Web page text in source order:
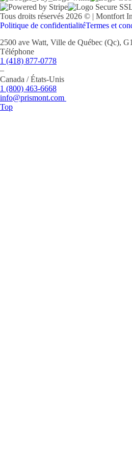
Tous droits réservés 2026 © | Montfort
Politique de confidentialitéTermes et
2500 ave Watt, Ville de Québec (Qc),
Téléphone
1 (418) 877-0778
–
Canada / États-Unis
1 (800) 463-6668
info@prismont.com
Top